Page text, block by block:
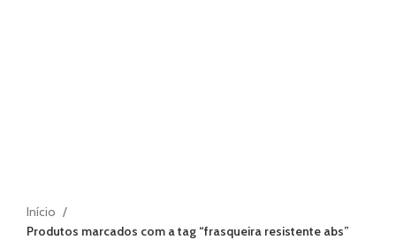
Início
Produtos marcados com a tag “frasqueira resistente abs”